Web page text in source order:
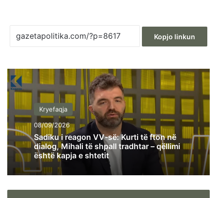
Kopjo linkun
Kryefaqja
08/09/2026
Sadiku i reagon VV-së: Kurti të fton në
dialog, Mihali të shpall tradhtar – qëllimi
është kapja e shtetit